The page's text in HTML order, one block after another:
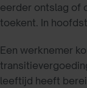
eerder ontslag of
toekent. In
Een werknemer
leeftijd heeft